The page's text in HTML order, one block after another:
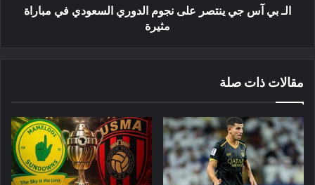
الـ بي آس جي ينتصر على نجوم الدوري السعودي في مباراة
مثيرة
مقالات ذات صلة